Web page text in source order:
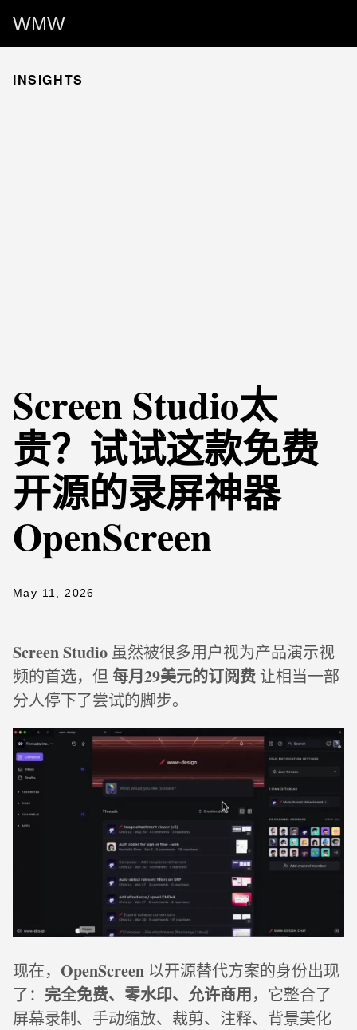
WMW
INSIGHTS
Screen Studio太
贵？试试这款免费
开源的录屏神器
OpenScreen
May 11, 2026
Screen Studio 虽然被很多用户视为产品演示视
频的首选，但 每月29美元的订阅费 让相当一部
分人停下了尝试的脚步。
现在， OpenScreen 以开源替代方案的身份出现
了： 完全免费、零水印、允许商用，它整合了
屏幕录制、手动缩放、裁剪、注释、背景美化